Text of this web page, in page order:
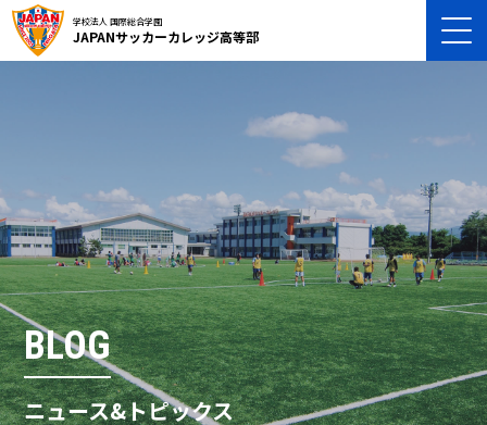
学校法人 国際総合学園
JAPANサッカーカレッジ高等部
BLOG
ニュース&トピックス